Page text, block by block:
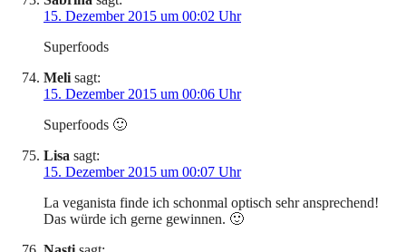
15. Dezember 2015 um 00:02 Uhr
Superfoods
Meli sagt:
15. Dezember 2015 um 00:06 Uhr
Superfoods 🙂
Lisa sagt:
15. Dezember 2015 um 00:07 Uhr
La veganista finde ich schonmal optisch sehr ansprechend!
Das würde ich gerne gewinnen. 🙂